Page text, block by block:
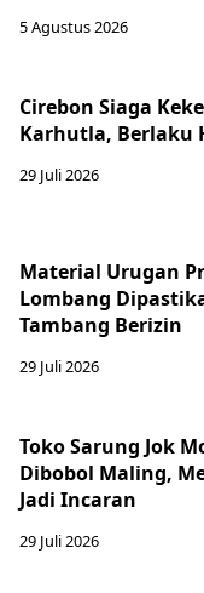
5 Agustus 2026
Cirebon Siaga
Karhutla, Berlaku
29 Juli 2026
Material Urugan
Lombang
Tambang Berizin
29 Juli 2026
Toko Sarung Jok
Dibobol Maling,
Jadi Incaran
29 Juli 2026